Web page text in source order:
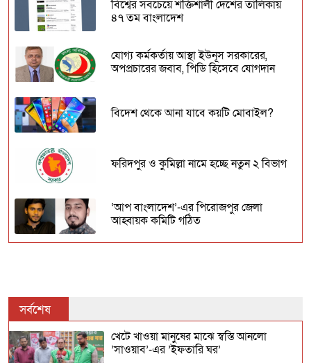
বিশ্বের সবচেয়ে শক্তিশালী দেশের তালিকায়
৪৭ তম বাংলাদেশ
যোগ্য কর্মকর্তায় আস্থা ইউনূস সরকারের,
অপপ্রচারের জবাব, পিডি হিসেবে যোগদান
বিদেশ থেকে আনা যাবে কয়টি মোবাইল?
ফরিদপুর ও কুমিল্লা নামে হচ্ছে নতুন ২ বিভাগ
‘আপ বাংলাদেশ’-এর পিরোজপুর জেলা
আহ্বায়ক কমিটি গঠিত
আজ
সর্বশেষ
খেটে খাওয়া মানুষের মাঝে স্বস্তি আনলো
’সাওয়াব’-এর ’ইফতারি ঘর’